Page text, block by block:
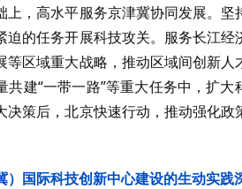
上，高水平服务京津冀协同发展。
迫的任务开展科技攻关。服务长江
等区域重大战略，推动区域间创新
共建“一带一路”等重大任务中，扩
决策后，北京快速行动，推动强化
）国际科技创新中心建设的生动实